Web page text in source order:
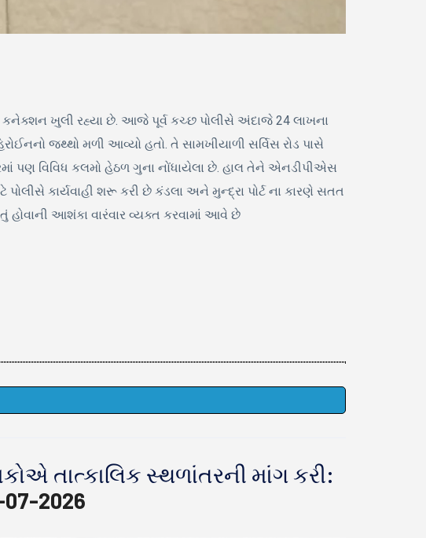
કનેક્શન ખુલી રહ્યા છે. આજે પૂર્વ કચ્છ પોલીસે અંદાજે 24 લાખના
જથ્થો મળી આવ્યો હતો. તે સામખીયાળી સર્વિસ રોડ પાસે
પણ વિવિધ કલમો હેઠળ ગુના નોંધાયેલા છે. હાલ તેને એનડીપીએસ
કાર્યવાહી શરૂ કરી છે કંડલા અને મુન્દ્રા પોર્ટ ના કારણે સતત
હોવાની આશંકા વારંવાર વ્યક્ત કરવામાં આવે છે
તાત્કાલિક સ્થળાંતરની માંગ કરી:
2026